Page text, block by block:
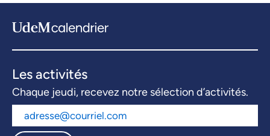
Les activités
Chaque jeudi, recevez notre sélection d’activités.